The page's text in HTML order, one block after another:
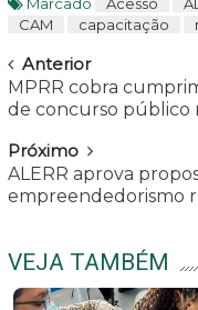
CAM
capacitação
Navegar
Anterior
MPRR cobra
de concurso público
Próximo
ALERR aprova
empreendedorismo
VEJA TAMBÉM